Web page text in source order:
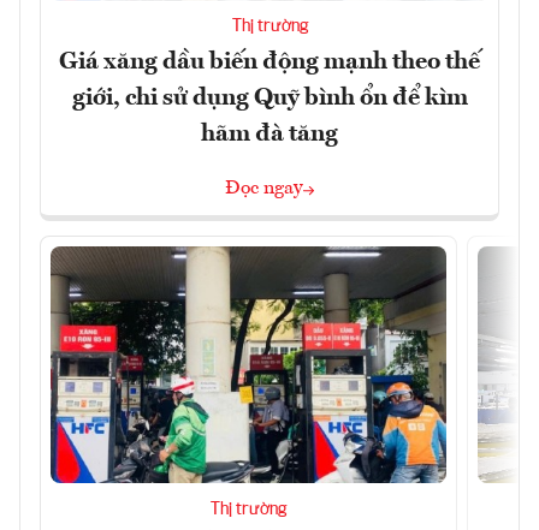
Thị trường
Giá xăng dầu biến động mạnh theo thế
giới, chi sử dụng Quỹ bình ổn để kìm
hãm đà tăng
Đọc ngay
Thị trường